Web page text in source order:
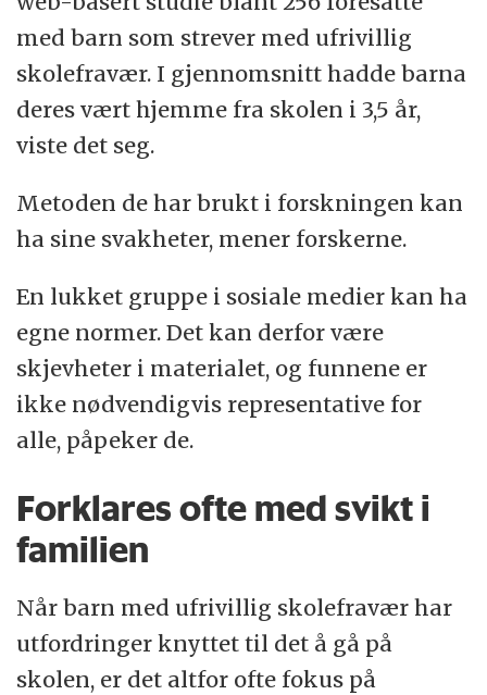
med barn som strever med ufrivillig
skolefravær. I gjennomsnitt hadde barna
deres vært hjemme fra skolen i 3,5 år,
viste det seg.
Metoden de har brukt i forskningen kan
ha sine svakheter, mener forskerne.
En lukket gruppe i sosiale medier kan ha
egne normer. Det kan derfor være
skjevheter i materialet, og funnene er
ikke nødvendigvis representative for
alle, påpeker de.
Forklares ofte med svikt i
familien
Når barn med ufrivillig skolefravær har
utfordringer knyttet til det å gå på
skolen, er det altfor ofte fokus på